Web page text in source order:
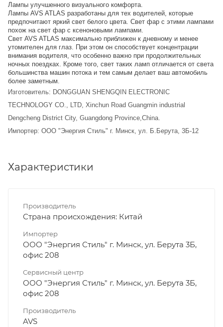
Лампы улучшенного визуального комфорта.
Лампы AVS ATLAS разработаны для тех водителей, которые
предпочитают яркий свет белого цвета. Свет фар с этими лампами
похож на свет фар с ксеноновыми лампами.
Cвет AVS ATLAS максимально приближен к дневному и менее
утомителен для глаз. При этом он способствует концентрации
внимания водителя, что особенно важно при продолжительных
ночных поездках. Кроме того, свет таких ламп отличается от света
большинства машин потока и тем самым делает ваш автомобиль
более заметным.
Изготовитель: DONGGUAN SHENGQIN ELECTRONIC
TECHNOLOGY CO., LTD, Xinchun Road Guangmin industrial
Dengcheng District City, Guangdong Province,China.
Импортер: ООО "Энергия Стиль" г. Минск, ул. Б.Берута, 3Б-12
Характеристики
Производитель
Страна происхождения: Китай
Импортер
ООО "Энергия Стиль" г. Минск, ул. Берута 3Б,
офис 208
Сервисный центр
ООО "Энергия Стиль" г. Минск, ул. Берута 3Б,
офис 208
Производитель
AVS